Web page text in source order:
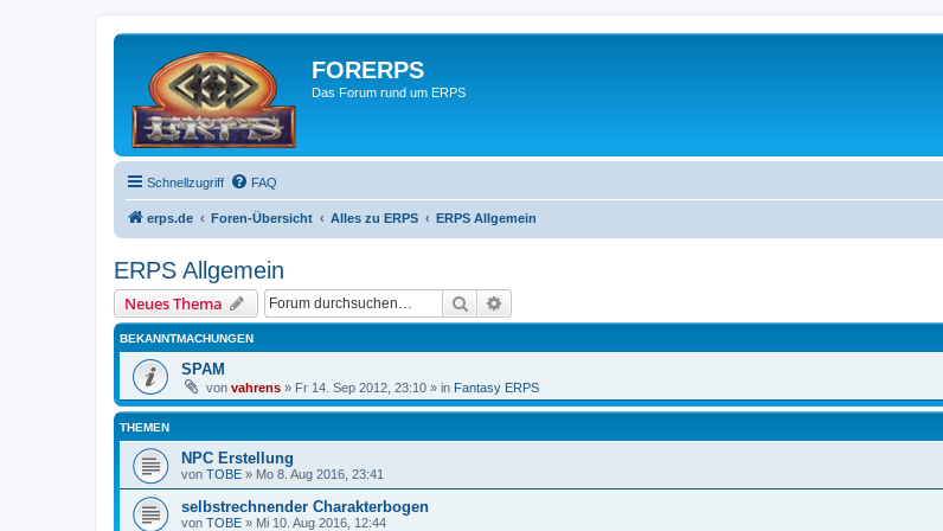
FORERPS
Das Forum rund um ERPS
Schnellzugriff FAQ
erps.de Foren-Übersicht Alles zu ERPS ERPS Allgemein
ERPS Allgemein
Neues Thema Suche
BEKANNTMACHUNGEN
SPAM
von vahrens » Fr 14. Sep 2012, 23:10 » in Fantasy ERPS
THEMEN
NPC Erstellung
von TOBE » Mo 8. Aug 2016, 23:41
selbstrechnender Charakterbogen
von TOBE » Mi 10. Aug 2016, 12:44